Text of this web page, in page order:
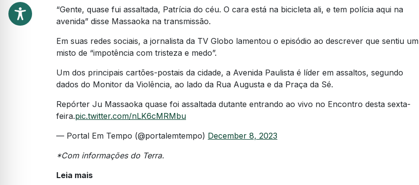
“Gente, quase fui assaltada, Patrícia do céu. O cara está na bicicleta ali, e tem polícia aqui na
avenida” disse Massaoka na transmissão.
Em suas redes sociais, a jornalista da TV Globo lamentou o episódio ao descrever que sentiu um
misto de “impotência com tristeza e medo”.
Um dos principais cartões-postais da cidade, a Avenida Paulista é líder em assaltos, segundo
dados do Monitor da Violência, ao lado da Rua Augusta e da Praça da Sé.
Repórter Ju Massaoka quase foi assaltada dutante entrando ao vivo no Encontro desta sexta-
feira.pic.twitter.com/nLK6cMRMbu
— Portal Em Tempo (@portalemtempo) December 8, 2023
*Com informações do Terra.
Leia mais